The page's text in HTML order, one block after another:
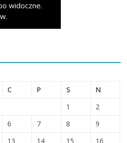
widoczne.
C P S N
1
2
6 7 8
9
13 14 15
16